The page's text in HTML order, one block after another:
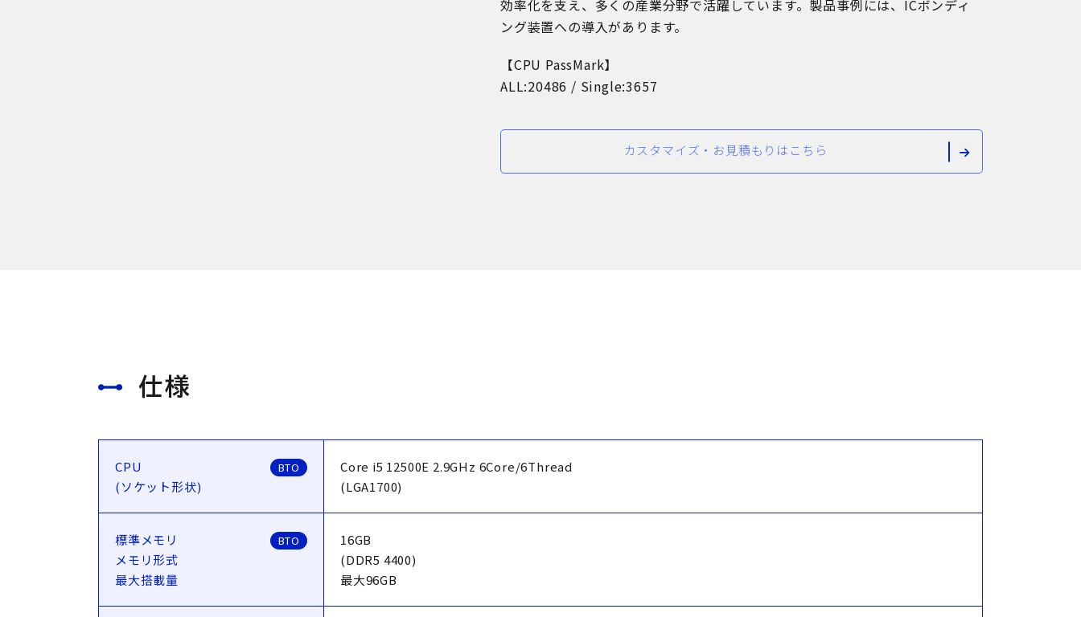
効率化を支え、多くの産業分野で活躍しています。製品事例には、ICボンディ
ング装置への導入があります。
【CPU PassMark】
ALL:20486 / Single:3657
カスタマイズ・お見積もりはこちら
仕様
CPU
(ソケット形状)
BTO
Core i5 12500E 2.9GHz 6Core/6Thread
(LGA1700)
標準メモリ
メモリ形式
最大搭載量
BTO
16GB
(DDR5 4400)
最大96GB